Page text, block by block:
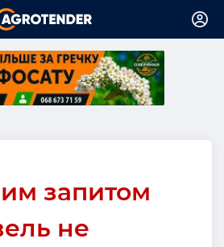
запитом
не